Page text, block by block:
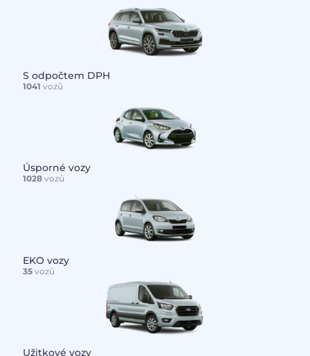
S odpočtem DPH
1041 vozů
Úsporné vozy
1028vozů
EKO vozy
35vozů
Užitkové vozy